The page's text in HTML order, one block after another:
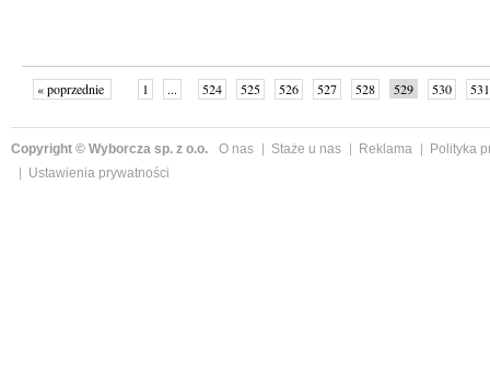
« poprzednie 1 ... 524 525 526 527 528 529 530
531
Copyright © Wyborcza sp. z o.o. O nas Staże u nas Reklama
Polityka
Ustawienia prywatności